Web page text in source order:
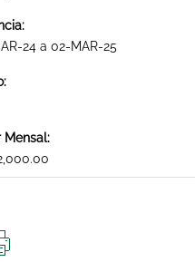
24 a 02-MAR-25
Mensal: